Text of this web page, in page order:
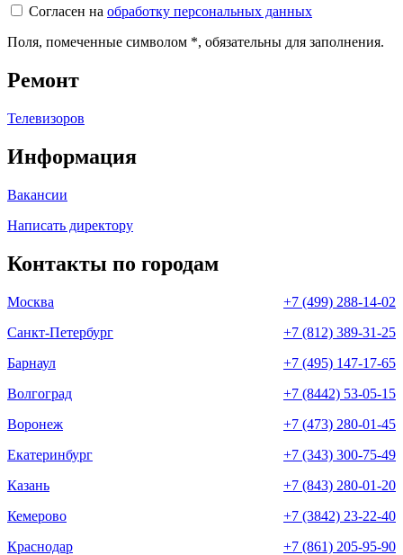
Согласен на обработку персональных данных
Поля, помеченные символом *, обязательны для заполнения.
Ремонт
Телевизоров
Информация
Вакансии
Написать директору
Контакты по городам
Москва
+7 (499) 288-14-02
Санкт-Петербург
+7 (812) 389-31-25
Барнаул
+7 (495) 147-17-65
Волгоград
+7 (8442) 53-05-15
Воронеж
+7 (473) 280-01-45
Екатеринбург
+7 (343) 300-75-49
Казань
+7 (843) 280-01-20
Кемерово
+7 (3842) 23-22-40
Краснодар
+7 (861) 205-95-90